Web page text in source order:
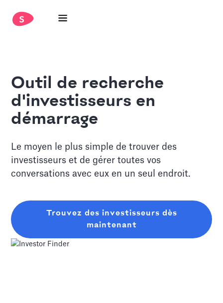
Outil de recherche
d'investisseurs en
démarrage
Le moyen le plus simple de trouver des
investisseurs et de gérer toutes vos
conversations avec eux en un seul endroit.
Trouvez des investisseurs dès
maintenant